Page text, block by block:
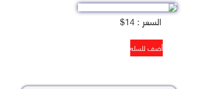
السعر : 14$